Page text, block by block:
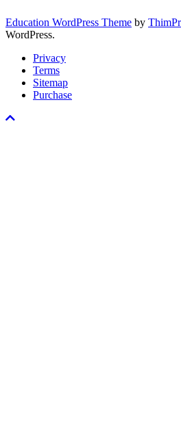
Education WordPress Theme by
WordPress.
Privacy
Terms
Sitemap
Purchase